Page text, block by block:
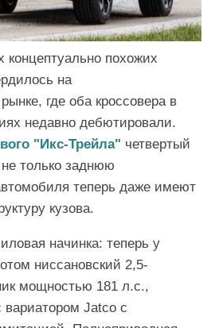
концептуально похожих
на
где оба кроссовера в
недавно дебютировали.
"Икс-Трейла" четвертый
только заднюю
теперь даже имеют
кузова.
начинка: теперь у
ниссановский 2,5-
мощностью 181 л.с.,
Jatco с